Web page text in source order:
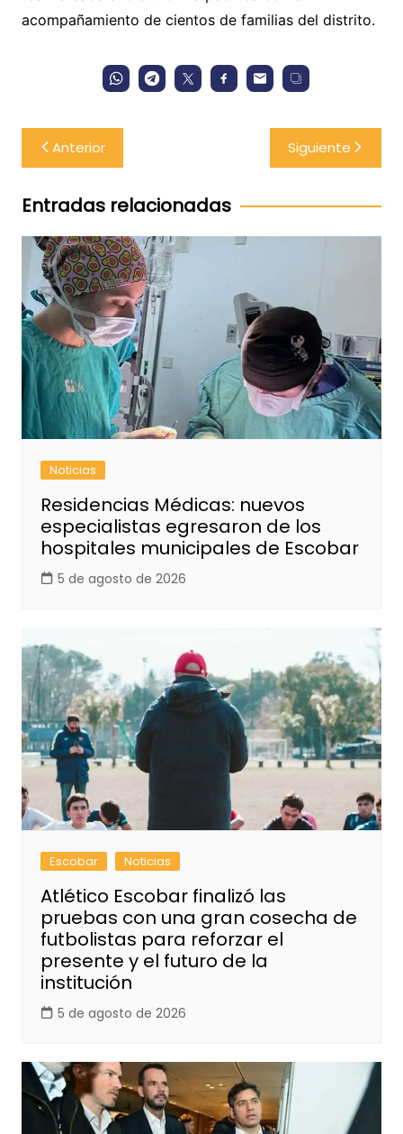
acompañamiento de cientos de familias del distrito.
Navegación
de
entradas
Anterior Siguiente
Entradas relacionadas
Noticias
Residencias Médicas: nuevos
especialistas egresaron de los
hospitales municipales de Escobar
5 de agosto de 2026
Escobar Noticias
Atlético Escobar finalizó las
pruebas con una gran cosecha de
futbolistas para reforzar el
presente y el futuro de la
institución
5 de agosto de 2026